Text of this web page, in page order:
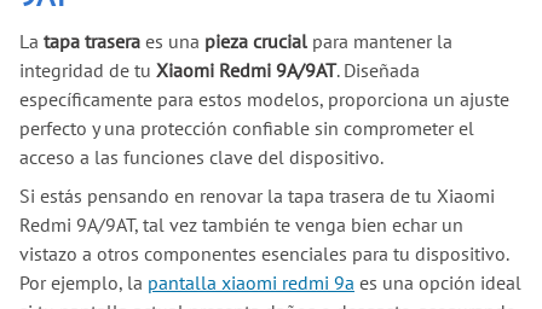
La tapa trasera es una pieza crucial para mantener la
integridad de tu Xiaomi Redmi 9A/9AT. Diseñada
específicamente para estos modelos, proporciona un ajuste
perfecto y una protección confiable sin comprometer el
acceso a las funciones clave del dispositivo.
Si estás pensando en renovar la tapa trasera de tu Xiaomi
Redmi 9A/9AT, tal vez también te venga bien echar un
vistazo a otros componentes esenciales para tu dispositivo.
Por ejemplo, la pantalla xiaomi redmi 9a es una opción ideal